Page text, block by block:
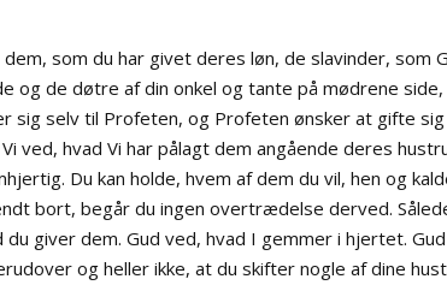
som du har givet deres løn, de slavinder, som
og de døtre af din onkel og tante på mødrene
sig selv til Profeten, og Profeten ønsker at gifte sig
Vi ved, hvad Vi har pålagt dem angående deres
Du kan holde, hvem af dem du vil, hen og
bort, begår du ingen overtrædelse derved.
giver dem. Gud ved, hvad I gemmer i hjertet.
og heller ikke, at du skifter nogle af dine